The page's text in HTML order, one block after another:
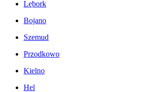
Lębork
Bojano
Szemud
Przodkowo
Kielno
Hel